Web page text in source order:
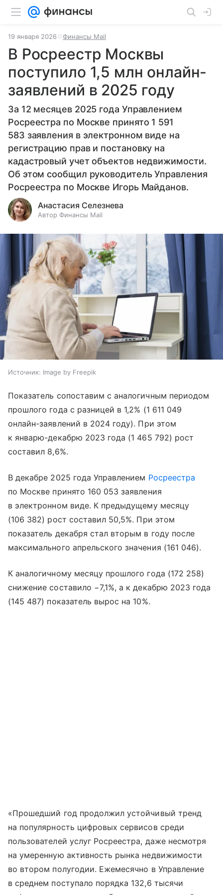
19 января 2026 Финансы Mail
В Росреестр Москвы
поступило 1,5 млн онлайн-
заявлений в 2025 году
За 12 месяцев 2025 года Управлением
Росреестра по Москве принято 1 591
583 заявления в электронном виде на
регистрацию прав и постановку на
кадастровый учет объектов недвижимости.
Об этом сообщил руководитель Управления
Росреестра по Москве Игорь Майданов.
Анастасия Селезнева
Автор Финансы Mail
Источник: Image by Freepik
Показатель сопоставим с аналогичным периодом
прошлого года с разницей в 1,2% (1 611 049
онлайн-заявлений в 2024 году). При этом
к январю-декабрю 2023 года (1 465 792) рост
составил 8,6%.
В декабре 2025 года Управлением Росреестра
по Москве принято 160 053 заявления
в электронном виде. К предыдущему месяцу
(106 382) рост составил 50,5%. При этом
показатель декабря стал вторым в году после
максимального апрельского значения (161 046).
К аналогичному месяцу прошлого года (172 258)
снижение составило −7,1%, а к декабрю 2023 года
(145 487) показатель вырос на 10%.
«Прошедший год продолжил устойчивый тренд
на популярность цифровых сервисов среди
пользователей услуг Росреестра, даже несмотря
на умеренную активность рынка недвижимости
во втором полугодии. Ежемесячно в Управление
в среднем поступало порядка 132,6 тысячи